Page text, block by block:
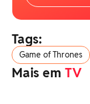
Tags:
Game of Thrones
Mais emTV